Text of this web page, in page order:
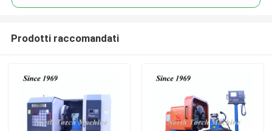
Prodotti raccomandati